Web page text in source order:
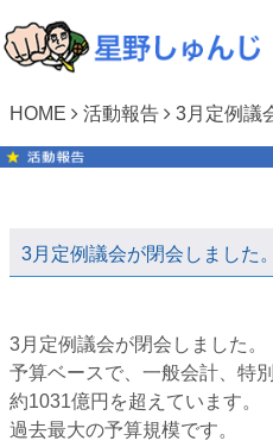
HOME 活動報告 3月定例議
3月定例議会が閉会しました。
3月定例議会が閉会しました。
予算ベースで、一般会計、特
約1031億円を超えています。
過去最大の予算規模です。